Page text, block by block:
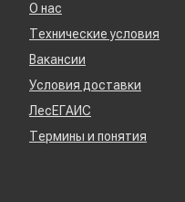
О нас
Технические условия
Вакансии
Условия доставки
ЛесЕГАИС
Термины и понятия